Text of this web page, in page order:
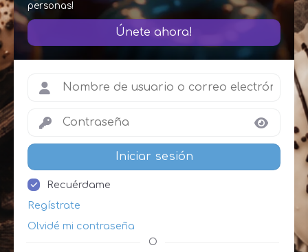
personas!
Únete ahora!
Iniciar sesión
Recuérdame
Regístrate
Olvidé mi contraseña
O